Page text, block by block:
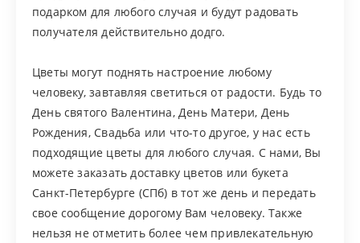
подарком для любого случая и будут радовать
получателя действительно додго.
Цветы могут поднять настроение любому
человеку, завтавляя светиться от радости. Будь то
День святого Валентина, День Матери, День
Рождения, Свадьба или что-то другое, у нас есть
подходящие цветы для любого случая. С нами, Вы
можете заказать доставку цветов или букета
Санкт-Петербурге (СПб) в тот же день и передать
свое сообщение дорогому Вам человеку. Также
нельзя не отметить более чем привлекательную